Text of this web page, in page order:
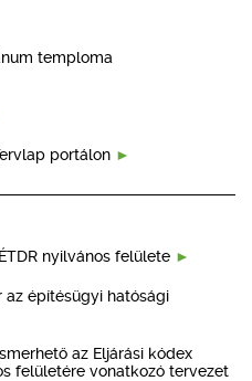
temploma
portálon
nyilvános felülete
építésügyi hatósági
az Eljárási kódex
felületére vonatkozó tervezet